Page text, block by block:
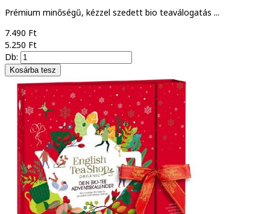
Prémium minőségű, kézzel szedett bio teaválogatás ...
7.490 Ft
5.250 Ft
Db: